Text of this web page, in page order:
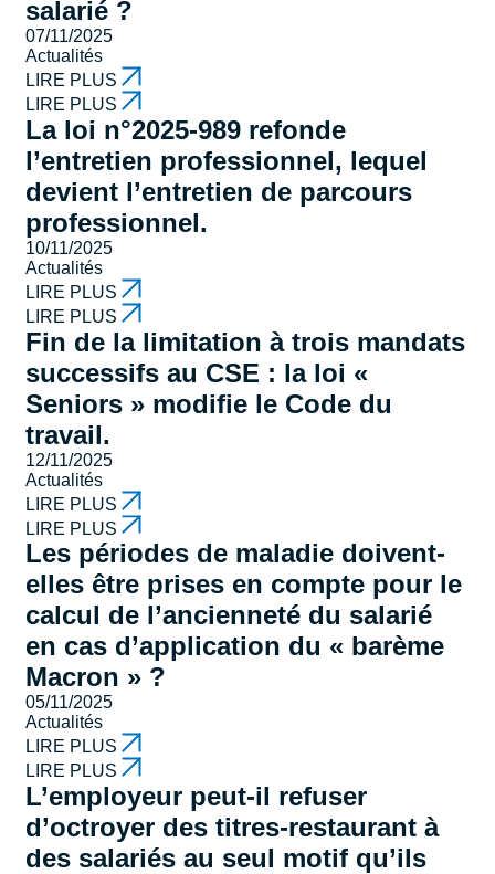
salarié ?
07/11/2025
Actualités
LIRE PLUS
LIRE PLUS
La loi n°2025-989 refonde
l’entretien professionnel, lequel
devient l’entretien de parcours
professionnel.
10/11/2025
Actualités
LIRE PLUS
LIRE PLUS
Fin de la limitation à trois mandats
successifs au CSE : la loi «
Seniors » modifie le Code du
travail.
12/11/2025
Actualités
LIRE PLUS
LIRE PLUS
Les périodes de maladie doivent-
elles être prises en compte pour le
calcul de l’ancienneté du salarié
en cas d’application du « barème
Macron » ?
05/11/2025
Actualités
LIRE PLUS
LIRE PLUS
L’employeur peut-il refuser
d’octroyer des titres-restaurant à
des salariés au seul motif qu’ils